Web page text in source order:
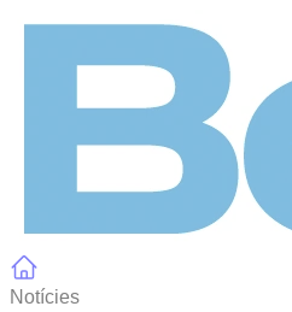
Notícies